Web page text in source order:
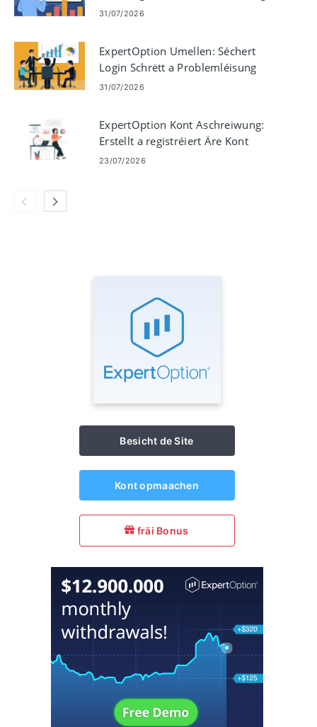
31/07/2026
ExpertOption Umellen: Séchert
Login Schrëtt a Problemléisung
31/07/2026
ExpertOption Kont Aschreiwung:
Erstellt a registréiert Äre Kont
23/07/2026
Besicht de Site
Kont opmaachen
fräi Bonus